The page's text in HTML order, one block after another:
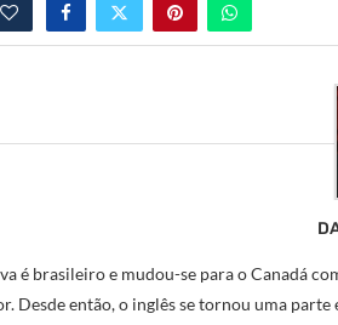
é brasileiro e mudou-se para o Canadá
Desde então, o inglês se tornou uma parte